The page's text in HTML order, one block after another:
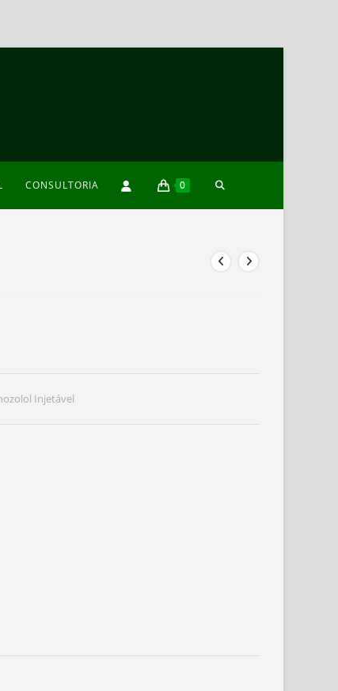
CONSULTORIA 0 TOGGLE
Injetável